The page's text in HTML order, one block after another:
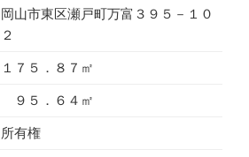
岡山市東区瀬戸町万富３９５－１０
２
１７５．８７㎡
９５．６４㎡
所有権